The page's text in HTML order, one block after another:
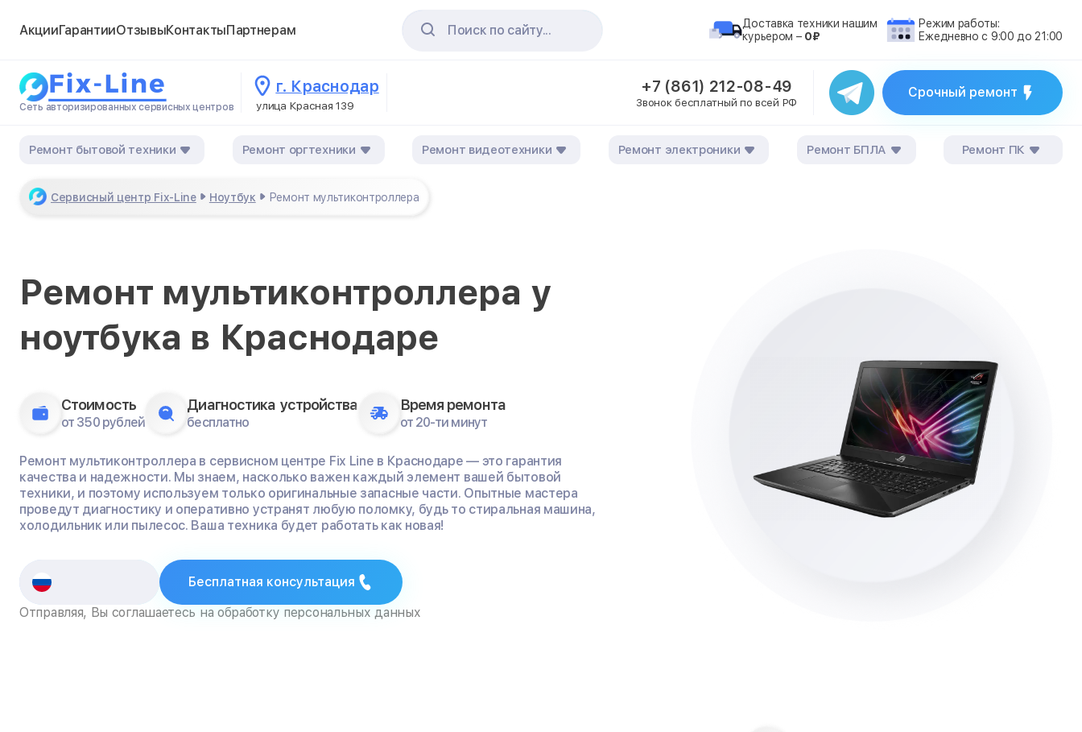
АкцииГарантииОтзывыКонтактыПартнерам Поиск по сайту...
Доставка техники нашим
курьером – 0₽
Режим работы:
Ежедневно с 9:00 до 21:00
Сеть авторизированных сервисных центров
г. Краснодар
улица Красная 139
+7 (861) 212-08-49
Звонок бесплатный по всей РФ
Срочный ремонт
Ремонт бытовой техники Ремонт оргтехники Ремонт видеотехники Ремонт электроники Ремонт БПЛА Ремонт ПК
Сервисный центр Fix-Line Ноутбук Ремонт мультиконтроллера
Ремонт мультиконтроллера у
ноутбука в Краснодаре
Стоимость
от 350 рублей
Диагностика устройства
бесплатно
Время ремонта
от 20-ти минут
Ремонт мультиконтроллера в сервисном центре Fix Line в Краснодаре — это гарантия
качества и надежности. Мы знаем, насколько важен каждый элемент вашей бытовой
техники, и поэтому используем только оригинальные запасные части. Опытные мастера
проведут диагностику и оперативно устранят любую поломку, будь то стиральная машина,
холодильник или пылесос. Ваша техника будет работать как новая!
Бесплатная консультация
Отправляя, Вы соглашаетесь на обработку персональных данных